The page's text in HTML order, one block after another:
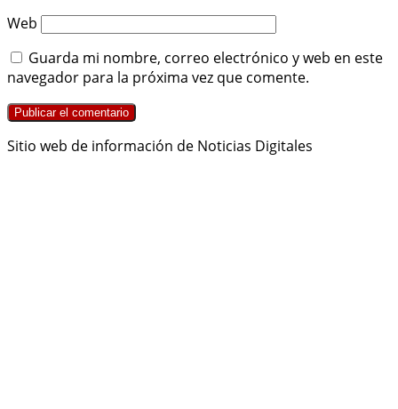
Web
Guarda mi nombre, correo electrónico y web en este
navegador para la próxima vez que comente.
Sitio web de información de Noticias Digitales